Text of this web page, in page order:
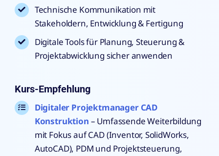
Technische Kommunikation mit
Stakeholdern, Entwicklung & Fertigung
Digitale Tools für Planung, Steuerung &
Projektabwicklung sicher anwenden
Kurs-Empfehlung
Digitaler Projektmanager CAD
Konstruktion – Umfassende Weiterbildung
mit Fokus auf CAD (Inventor, SolidWorks,
AutoCAD), PDM und Projektsteuerung,